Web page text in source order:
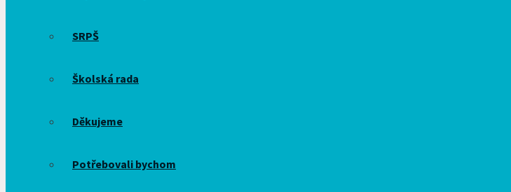
SRPŠ
Školská rada
Děkujeme
Potřebovali bychom